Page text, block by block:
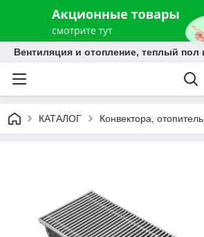
Вентиляция и отопление, теплый
КАТАЛОГ Конвектора,